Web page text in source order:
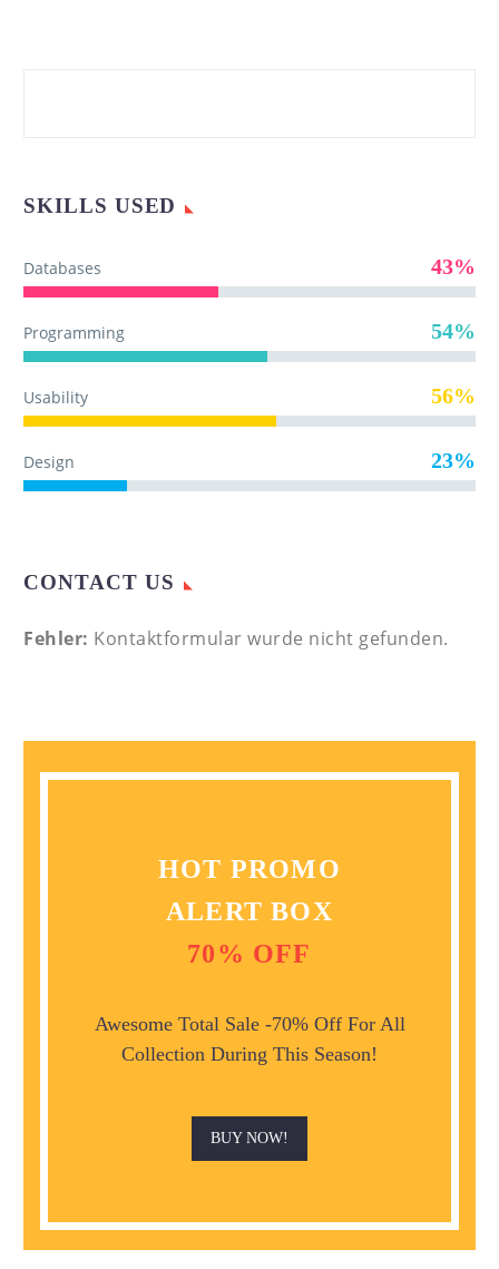
SKILLS USED
Databases 43%
Programming 54%
Usability 56%
Design 23%
CONTACT US
Fehler: Kontaktformular wurde nicht gefunden.
HOT PROMO
ALERT BOX
70% OFF
Awesome Total Sale -70% Off For All
Collection During This Season!
BUY NOW!